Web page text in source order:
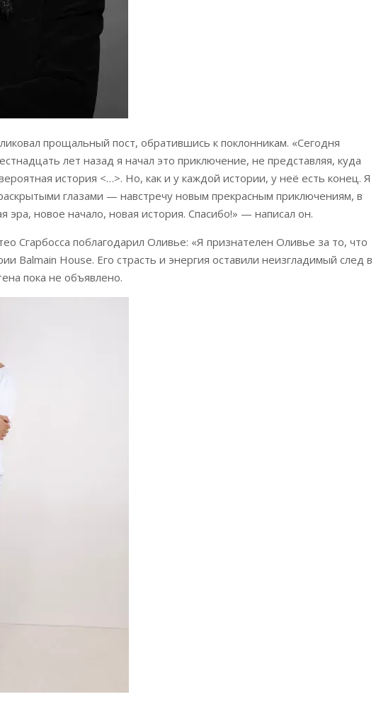
прощальный пост, обратившись к поклонникам. «Сегодня
лет назад я начал это приключение, не представляя, куда
история <…>. Но, как и у каждой истории, у неё есть конец. Я
глазами — навстречу новым прекрасным приключениям, в
эра, новое начало, новая история. Спасибо!» — написал он.
Сгарбосса поблагодарил Оливье: «Я признателен Оливье за то, что
Balmain House. Его страсть и энергия оставили неизгладимый след в
пока не объявлено.